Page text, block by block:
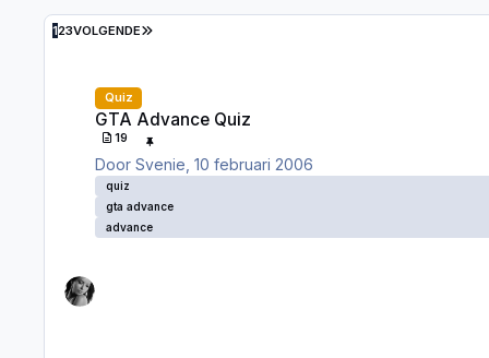
123VOLGENDE LAATSTE PAGINA
Quiz
GTA Advance Quiz
19
DoorSvenie ,10 februari 2006
quiz
gta advance
advance